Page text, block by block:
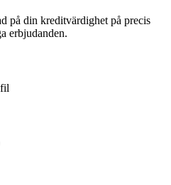
på din kreditvärdighet på precis
erbjudanden.